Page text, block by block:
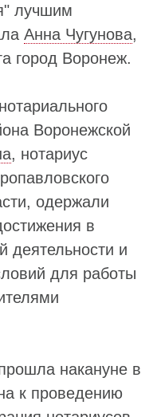
лучшим
Анна Чугунова,
город Воронеж.
Воронежской
, нотариус
одержали
в
деятельности и
для работы
накануне в
к проведению